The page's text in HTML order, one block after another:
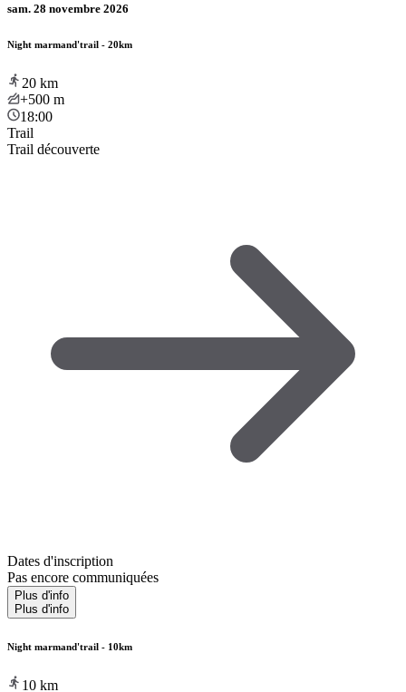
sam. 28 novembre 2026
Night marmand'trail - 20km
20 km
+500 m
18:00
Trail
Trail découverte
Dates d'inscription
Pas encore communiquées
Plus d'info
Plus d'info
Night marmand'trail - 10km
10 km